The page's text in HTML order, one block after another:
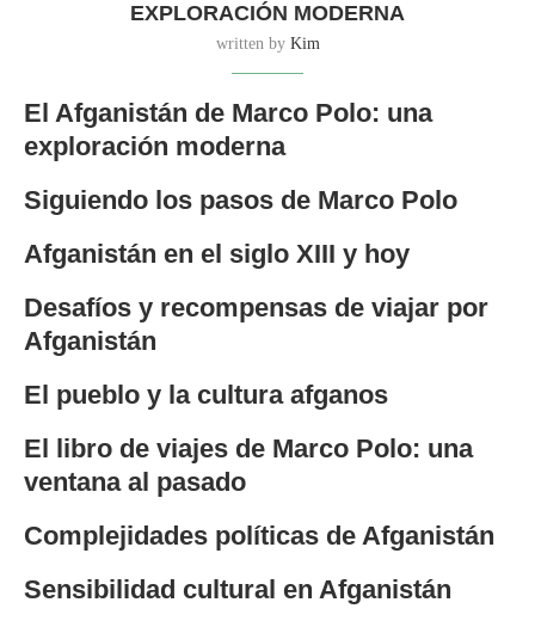
EXPLORACIÓN MODERNA
written by Kim
El Afganistán de Marco Polo: una
exploración moderna
Siguiendo los pasos de Marco Polo
Afganistán en el siglo XIII y hoy
Desafíos y recompensas de viajar por
Afganistán
El pueblo y la cultura afganos
El libro de viajes de Marco Polo: una
ventana al pasado
Complejidades políticas de Afganistán
Sensibilidad cultural en Afganistán